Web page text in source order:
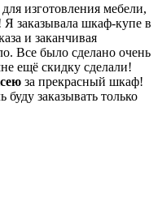
изготовления мебели,
заказывала шкаф-купе в
и заканчивая
Все было сделано очень
ещё скидку сделали!
за прекрасный шкаф!
заказывать только